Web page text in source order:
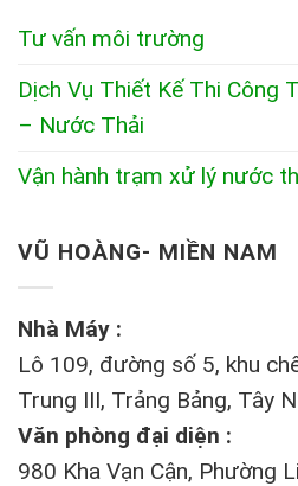
Tư vấn môi trường
Dịch Vụ Thiết Kế Thi Công
– Nước Thải
Vận hành trạm xử lý nước
VŨ HOÀNG- MIỀN NAM
Nhà Máy :
Lô 109, đường số 5, khu
Trung III, Trảng Bảng, Tây
Văn phòng đại diện :
980 Kha Vạn Cận, Phường